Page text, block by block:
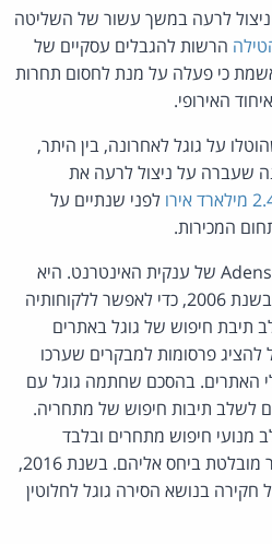
אירו על ניצול לרעה במשך עשור של השליטה
הרשות להגבלים עסקיים של
כי פעלה על מנת לחסום תחרות
האירופי.
על גוגל לאחרונה, בין היתר,
שעברה על ניצול לרעה את
לפני שנתיים על
המכירות.
הקנס הנוכחי עוסק במוצר ה-Adense של ענקית האינטרנט. היא
החלה להציע אותו ללקוחותיה בשנת 2006, כדי לאפשר ללקוחותיה
תיבת חיפוש של גוגל באתרים
פרסומות למבקרים שערכו
האתרים. בהסכם שחתמה גוגל עם
לשלב תיבות חיפוש של מתחריה.
לשלב מנועי חיפוש מתחרים ובלבד
שתיבת החיפוש של גוגל תשאר מובלטת ביחס אליהם. בשנת 2016,
חקירה בנושא הסירה גוגל לחלוטין